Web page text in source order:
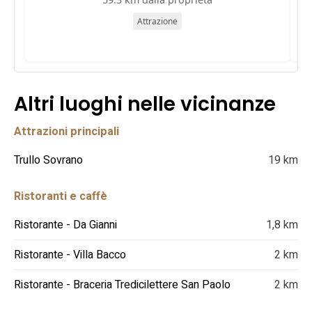
Attrazione
Altri luoghi nelle vicinanze
Attrazioni principali
Trullo Sovrano
19 km
Ristoranti e caffè
Ristorante - Da Gianni
1,8 km
Ristorante - Villa Bacco
2 km
Ristorante - Braceria Tredicilettere San Paolo
2 km